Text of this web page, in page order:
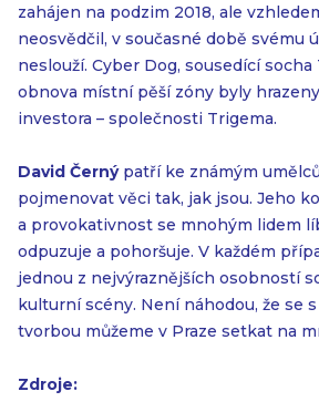
zahájen na podzim 2018, ale
neosvědčil, v současné době svému
neslouží. Cyber Dog, sousedící
obnova místní pěší zóny byly
investora – společnosti Trigema.
David Černýpatří ke známým
pojmenovat věci tak, jak jsou. Jeho
a provokativnost se mnohým lidem
odpuzuje a pohoršuje. V každém
jednou z nejvýraznějších osobností
kulturní scény. Není náhodou, že se
tvorbou můžeme v Praze setkat na
Zdroje: